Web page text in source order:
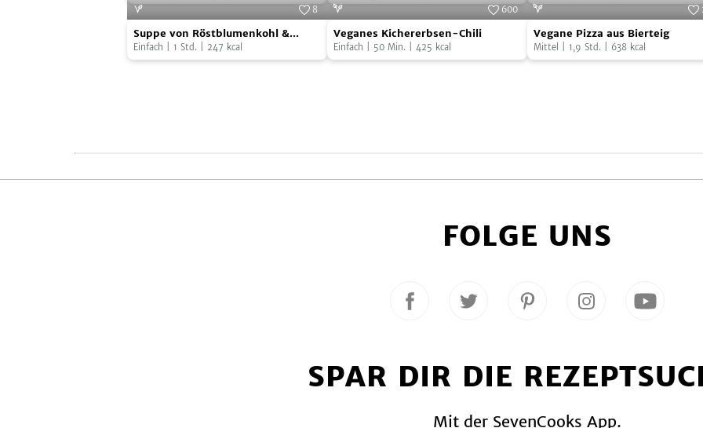
mit
Pilzrahmsauce
Suppe
von
Röstblumenkohl
Foto: Simon Bajada
8
Suppe von Röstblumenkohl &
Wacholder
Einfach 1 Std. 247 kcal
Veganes
Kichererbsen-
Chili
Foto:SevenCooks
600
Veganes Kichererbsen-Chili
Einfach 50 Min. 425 kcal
Vegane
Pizza
aus
Foto:
Vegane Pizza aus Bierteig
Mittel 1,9 Std. 638 kcal
FOLGE UNS
Folge
Facebook
Folge
Twitter
Folge
Pinterest
Folge
Instagram
Folge
YouTube
SPAR DIR DIE
Mit der SevenCooks App.